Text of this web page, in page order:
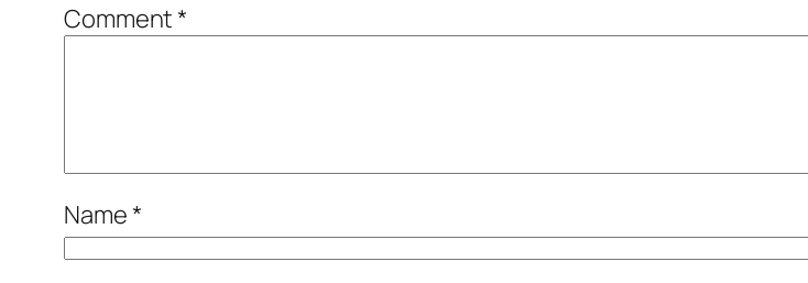
Comment*
Name*